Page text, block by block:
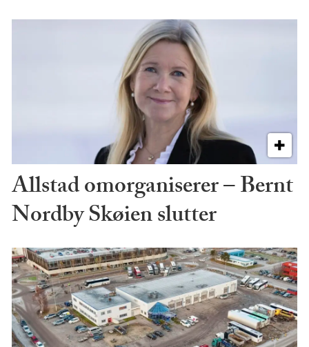
Allstad omorganiserer – Bernt
Nordby Skøien slutter